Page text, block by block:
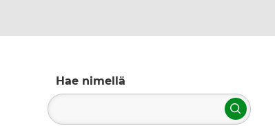
Hae nimellä
Hae